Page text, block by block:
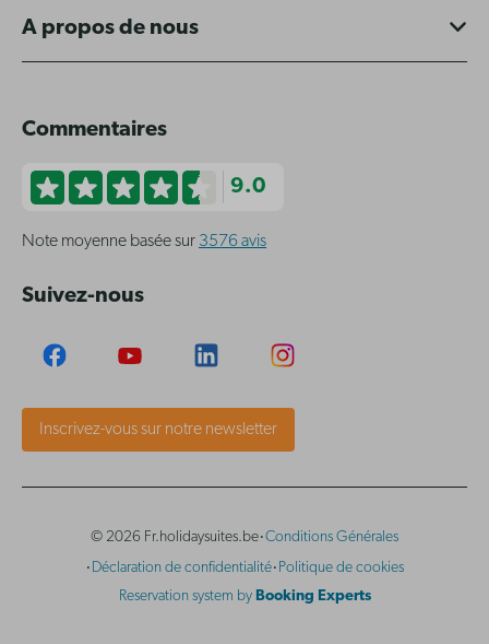
A propos de nous
Commentaires
9.0
Note moyenne basée sur 3576 avis
Suivez-nous
Inscrivez-vous sur notre newsletter
© 2026 Fr.holidaysuites.be·Conditions Générales
· Déclaration de confidentialité· Politique de cookies
Reservation system by Booking Experts